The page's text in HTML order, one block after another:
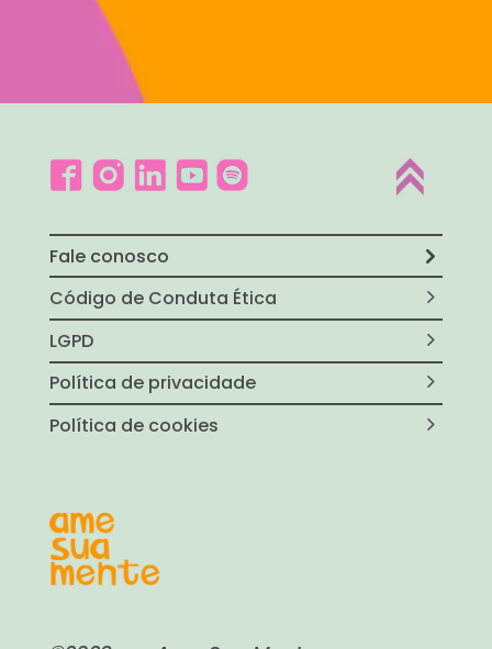
Fale conosco
Código de Conduta Ética
LGPD
Política de privacidade
Política de cookies